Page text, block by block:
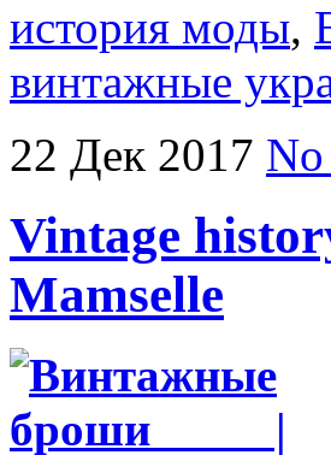
история моды,
винтажные
22 Дек 2017
Vintage
Mamselle